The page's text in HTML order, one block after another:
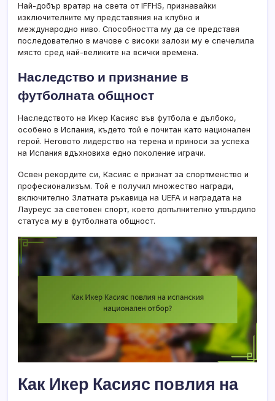
Най-добър вратар на света от IFFHS, признавайки
изключителните му представяния на клубно и
международно ниво. Способността му да се представя
последователно в мачове с високи залози му е спечелила
място сред най-великите на всички времена.
Наследство и признание в
футболната общност
Наследството на Икер Касияс във футбола е дълбоко,
особено в Испания, където той е почитан като национален
герой. Неговото лидерство на терена и приноси за успеха
на Испания вдъхновиха едно поколение играчи.
Освен рекордите си, Касияс е признат за спортменство и
професионализъм. Той е получил множество награди,
включително Златната ръкавица на UEFA и наградата на
Лауреус за световен спорт, което допълнително утвърдило
статуса му в футболната общност.
Как Икер Касияс повлия на